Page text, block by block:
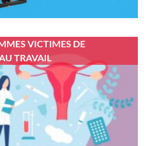
VICTIMES DE
TRAVAIL